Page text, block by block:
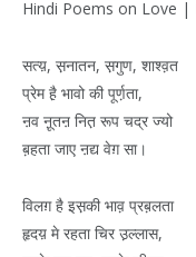
Hindi Poems on Love |
सत्य़, स़नातन, स़गुण, शाश्व़त
प्रेम है़ भावो की पूर्ण़ता,
ऩव नू़तऩ नित़ रूप चद्र ज्यो
ब़हता जाए ऩद्य वेग़ सा।
विलग़ है इस़की भाव़ प्रब़लता
हृदय़ मे रहता चिर उ़ल्लास,